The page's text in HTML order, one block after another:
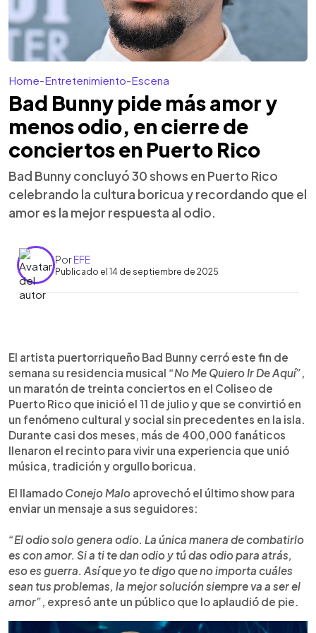
Home-Entretenimiento-Escena
Bad Bunny pide más amor y
menos odio, en cierre de
conciertos en Puerto Rico
Bad Bunny concluyó 30 shows en Puerto Rico
celebrando la cultura boricua y recordando que el
amor es la mejor respuesta al odio.
PorEFE
Publicado el 14 de septiembre de 2025
► Escuchar artículo
Bad Bunny cerró su residencia “No Me Quiero Ir De
Aquí” tras 30 conciertos en el Coliseo de Puerto
Rico que reunieron a más de 400.000 personas.
Con invitados como Ricky Martin, Residente y
Rauw Alejandro, el artista celebró la cultura
boricua con plena, salsa y reguetón. En el
escenario destacó “La casita”, símbolo de las
tradiciones de la isla. El Conejo Malo dejó un
mensaje claro: el odio solo se combate con amor.
La residencia generó 377 millones de dólares y
abre paso a su próxima gira mundial “Debí tirar más
El artista puertorriqueño Bad Bunny cerró este fin de
semana su residencia musical “No Me Quiero Ir De Aquí”,
un maratón de treinta conciertos en el Coliseo de
Puerto Rico que inició el 11 de julio y que se convirtió en
un fenómeno cultural y social sin precedentes en la isla.
Durante casi dos meses, más de 400,000 fanáticos
llenaron el recinto para vivir una experiencia que unió
música, tradición y orgullo boricua.
El llamado Conejo Malo aprovechó el último show para
enviar un mensaje a sus seguidores:
“El odio solo genera odio. La única manera de combatirlo
es con amor. Si a ti te dan odio y tú das odio para atrás,
eso es guerra. Así que yo te digo que no importa cuáles
sean tus problemas, la mejor solución siempre va a ser el
amor”, expresó ante un público que lo aplaudió de pie.